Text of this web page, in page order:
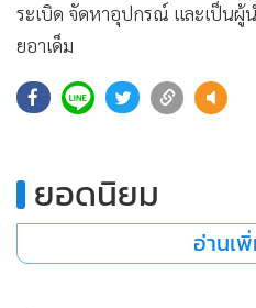
• อินโดจีน
• กองทุนรวม
• Celeb Online
News1
• Gotomanager
ระเบิด จัดหาอุปกรณ์ และเป็นผู้น
ยอาเด็ม
ยอดนิยม
อ่านเ